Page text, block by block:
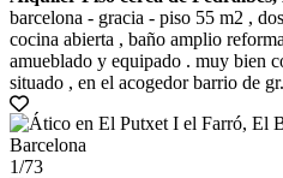
barcelona - gracia - piso 55 m2 ,
cocina abierta , baño amplio
amueblado y equipado . muy bien
situado , en el acogedor barrio de
1/73